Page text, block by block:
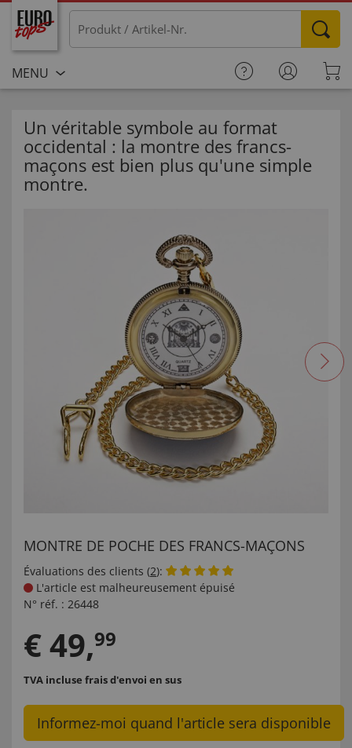
MENU
Un véritable symbole au format
occidental : la montre des francs-
maçons est bien plus qu'une simple
montre.
MONTRE DE POCHE DES FRANCS-MAÇONS
Évaluations des clients (2):
L'article est malheureusement épuisé
N° réf. : 26448
€49,99
TVA incluse frais d'envoi en sus
Informez-moi quand l'article sera disponible